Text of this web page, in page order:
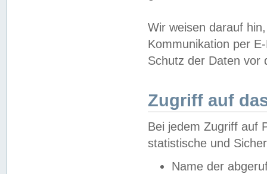
Wir weisen darauf
Kommunikation per
Schutz der Daten vor
Zugriff auf
Bei jedem Zugriff auf
statistische und
Name der